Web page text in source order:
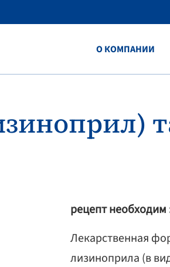
O КОМПАНИИ
рецепт необходим
Лекарственная
лизиноприла (в